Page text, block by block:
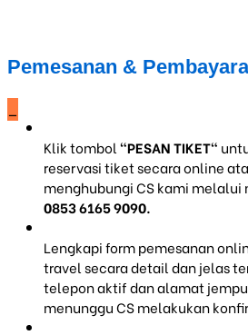
Pemesanan &
_
Klik tombol "PESAN TIKET"
reservasi tiket secara online
menghubungi CS kami melalui
0853 6165 9090.
Lengkapi form pemesanan
travel secara detail dan jelas
telepon aktif dan alamat
menunggu CS melakukan